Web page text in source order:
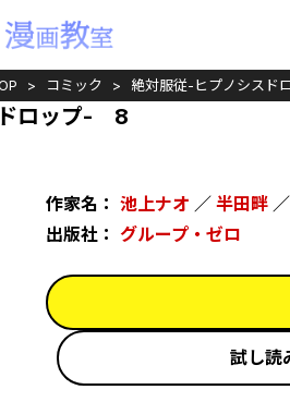
コミック 絶対服従-ヒプノシスド
ロップ- 8
作家名： 池上ナオ ／ 半田畔 ／
出版社： グループ・ゼロ
試し読